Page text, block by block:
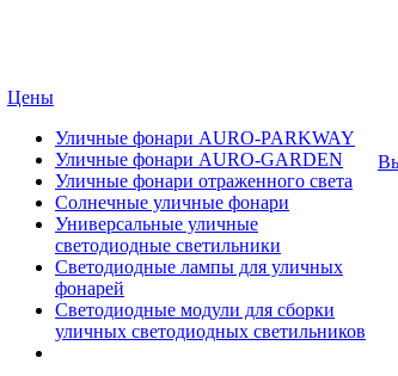
Цены
Уличные фонари AURO-PARKWAY
Уличные фонари AURO-GARDEN
Уличные фонари отраженного света
Солнечные уличные фонари
Универсальные уличные
светодиодные светильники
Светодиодные лампы для уличных
фонарей
Светодиодные модули для сборки
уличных светодиодных светильников